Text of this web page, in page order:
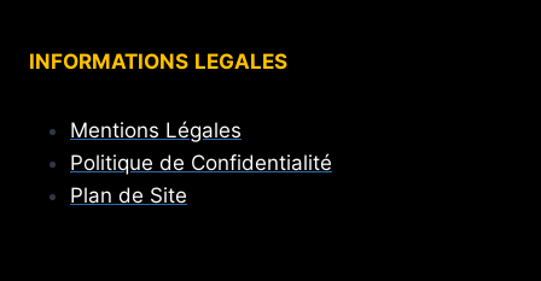
INFORMATIONS LEGALES
Mentions Légales
Politique de Confidentialité
Plan de Site